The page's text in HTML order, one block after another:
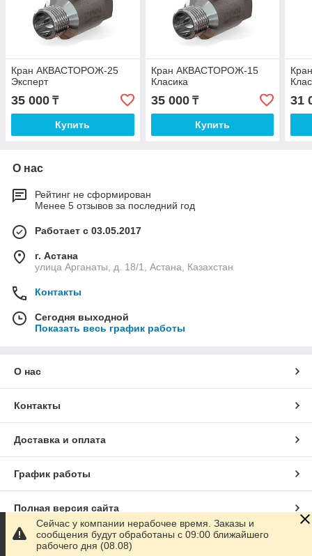
Кран АКВАСТОРОЖ-25
Эксперт
35 000 ₸
Купить
Кран АКВАСТОРОЖ-15
Класика
35 000₸
Купить
31
О нас
Рейтинг не сформирован
Менее 5 отзывов за последний год
Работает с 03.05.2017
г. Астана
​улица Арганаты, д. 18/1, Астана, Казахстан
Контакты
Сегодня выходной
Показать весь график работы
О нас
Контакты
Доставка и оплата
График работы
Полная версия сайта
Сайт создан на маркетплейсе
Сейчас у компании нерабочее время. Заказы и
сообщения будут обработаны с 09:00 ближайшего
рабочего дня (08.08)